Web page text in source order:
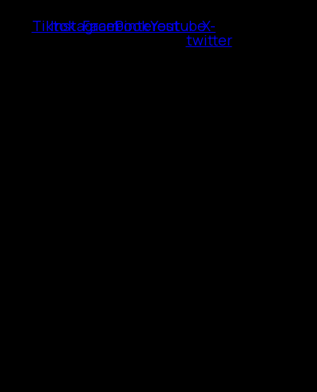
Tiktok
Instagram
Facebook
PinterestYoutubeX-
twitter